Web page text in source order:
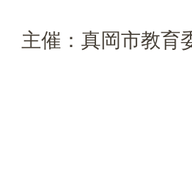
主催：真岡市教育